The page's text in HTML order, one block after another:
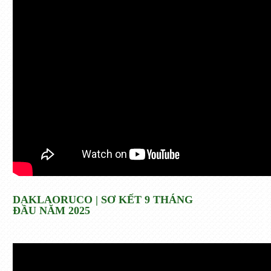
DAKLAORUCO | SƠ KẾT 9 THÁNG
ĐẦU NĂM 2025